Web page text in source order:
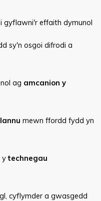
i gyflawni'r effaith dymunol
sy'n osgoi difrodi a
ag amcanion y
mewn ffordd fydd yn
ytechnegau
cyflymder a gwasgedd